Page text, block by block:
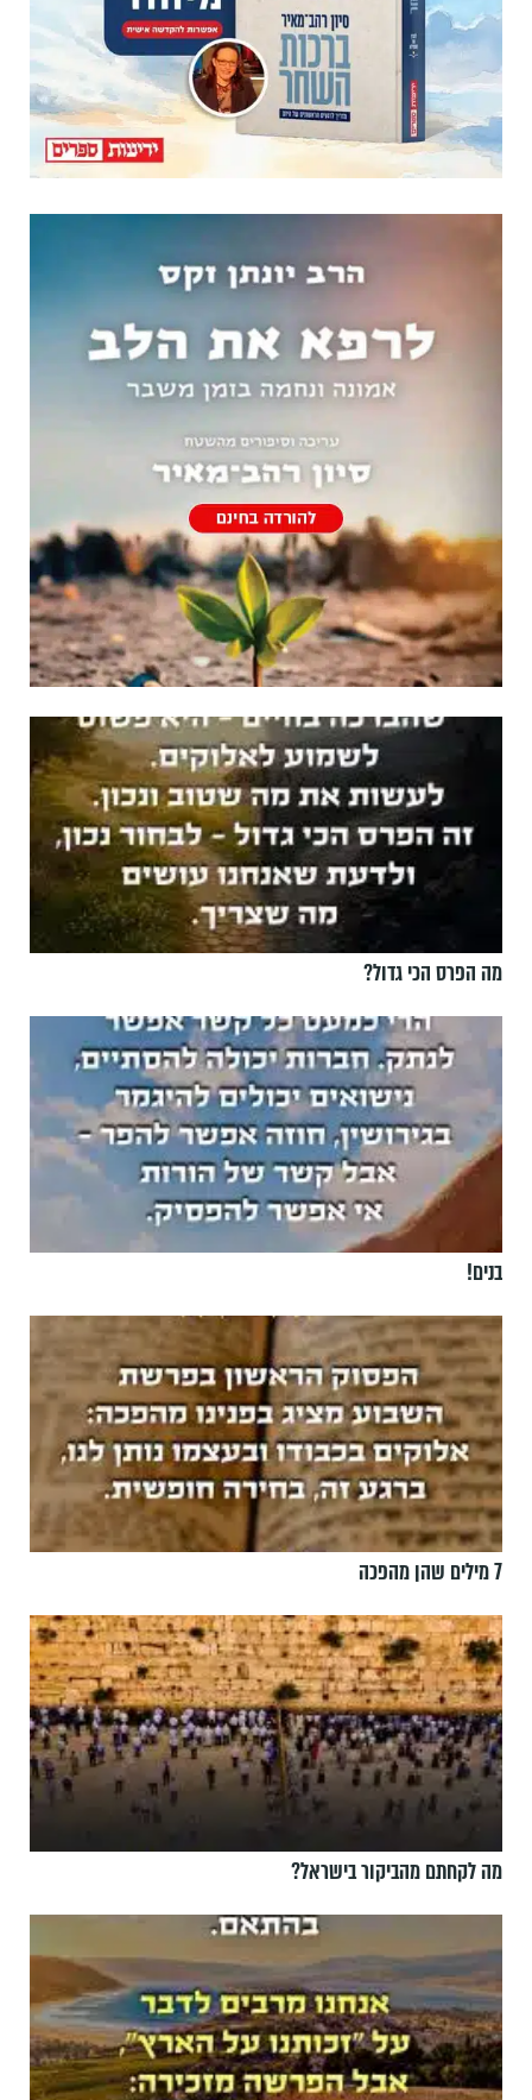
מה הפרס הכי גדול?
בנים!
7 מילים שהן מהפכה
מה לקחתם מהביקור בישראל?